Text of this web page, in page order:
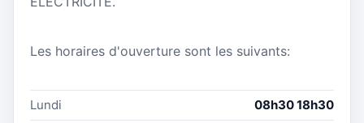
Les horaires d'ouverture sont les suivants:
Lundi 08h30 18h30